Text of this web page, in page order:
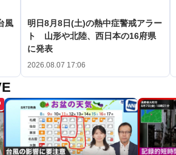
風
明日8月8日(土)の熱中症警戒アラー
ト 山形や北陸、西日本の16府県
に発表
2026.08.07 17:06